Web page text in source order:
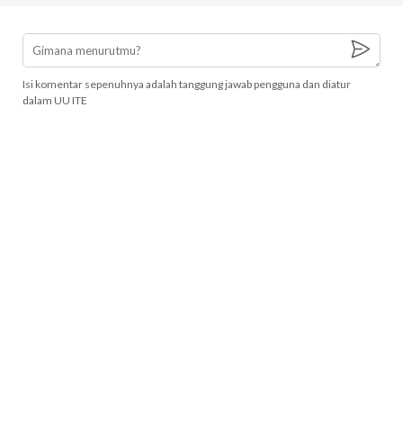
Isi komentar sepenuhnya adalah tanggung jawab pengguna dan diatur
dalam UU ITE